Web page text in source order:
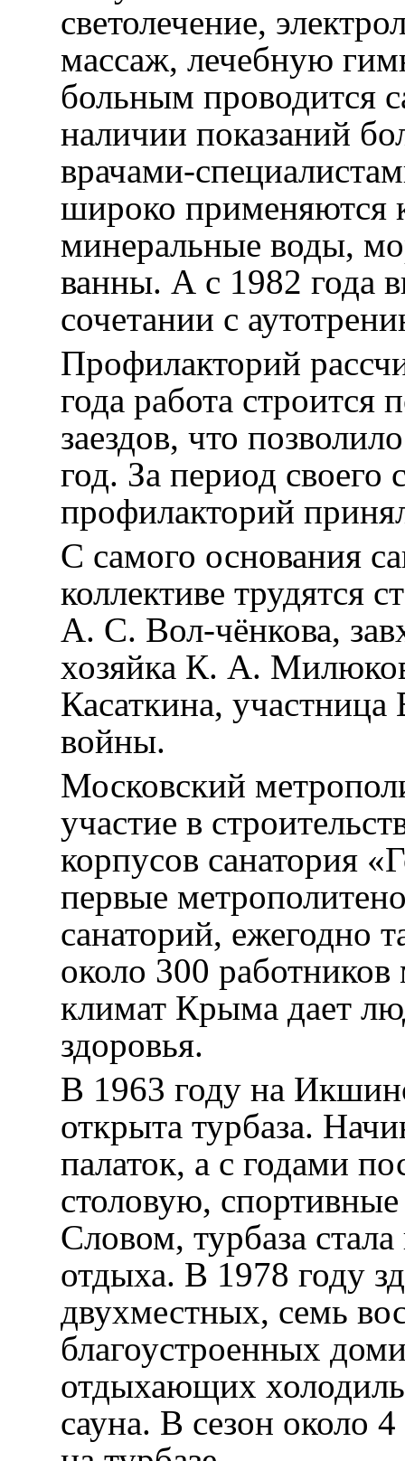
светолечение,
массаж, лечебную
больным проводится
наличии показаний
врачами-
широко применяются
минеральные воды,
ванны. А с 1982 года
сочетании с
Профилакторий
года работа
заездов, что
год. За период своего
профилакторий
С самого основания
коллективе трудятся
А. С. Вол-чёнкова,
хозяйка К. А.
Касаткина,
войны.
Московский
участие в
корпусов санатория
первые
санаторий, ежегодно
около 300
климат Крыма дает
здоровья.
В 1963 году на
открыта турбаза.
палаток, а с годами
столовую,
Словом, турбаза
отдыха. В 1978 году
двухместных, семь
благоустроенных
отдыхающих
сауна. В сезон около